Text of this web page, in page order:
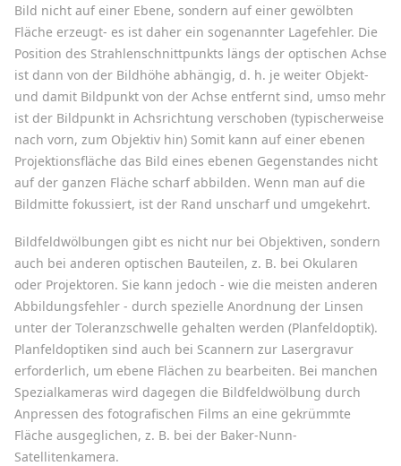
Bild nicht auf einer Ebene, sondern auf einer gewölbten
Fläche erzeugt- es ist daher ein sogenannter Lagefehler. Die
Position des Strahlenschnittpunkts längs der optischen Achse
ist dann von der Bildhöhe abhängig, d. h. je weiter Objekt-
und damit Bildpunkt von der Achse entfernt sind, umso mehr
ist der Bildpunkt in Achsrichtung verschoben (typischerweise
nach vorn, zum Objektiv hin) Somit kann auf einer ebenen
Projektionsfläche das Bild eines ebenen Gegenstandes nicht
auf der ganzen Fläche scharf abbilden. Wenn man auf die
Bildmitte fokussiert, ist der Rand unscharf und umgekehrt.
Bildfeldwölbungen gibt es nicht nur bei Objektiven, sondern
auch bei anderen optischen Bauteilen, z. B. bei Okularen
oder Projektoren. Sie kann jedoch - wie die meisten anderen
Abbildungsfehler - durch spezielle Anordnung der Linsen
unter der Toleranzschwelle gehalten werden (Planfeldoptik).
Planfeldoptiken sind auch bei Scannern zur Lasergravur
erforderlich, um ebene Flächen zu bearbeiten. Bei manchen
Spezialkameras wird dagegen die Bildfeldwölbung durch
Anpressen des fotografischen Films an eine gekrümmte
Fläche ausgeglichen, z. B. bei der Baker-Nunn-
Satellitenkamera.